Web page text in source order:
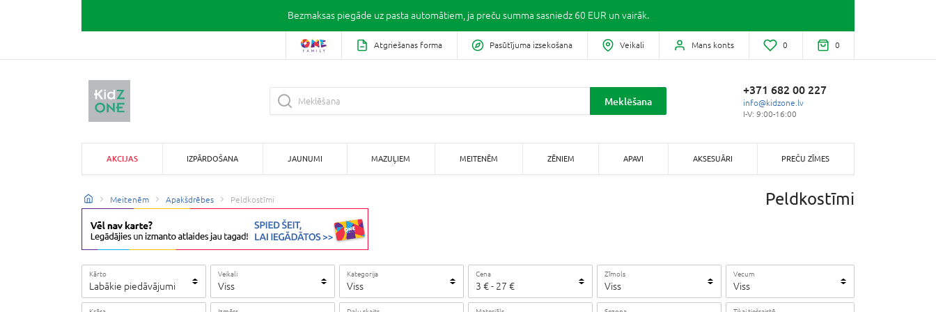
Bezmaksas piegāde uz pasta automātiem, ja preču summa sasniedz 60 EUR un vairāk.
Atgriešanas forma Pasūtījuma izsekošana Veikali Mans konts 0 0
Meklēšana
+371 682 00 227
info@kidzone.lv
I-V: 9:00-16:00
AKCIJAS IZPĀRDOŠANA JAUNUMI MAZUĻIEM MEITENĒM ZĒNIEM APAVI AKSESUĀRI PREČU ZĪMES
Meitenēm Apakšdrēbes Peldkostīmi Peldkostīmi
Kārto
Labākie piedāvājumi
Veikali
Viss
Kategorija
Viss
Cena
3 €- 27 €
Zīmols
Viss
Vecum
Viss